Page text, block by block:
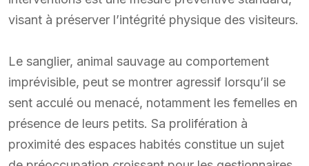
visant à préserver l’intégrité physique des visiteurs.
Le sanglier, animal sauvage au comportement
imprévisible, peut se montrer agressif lorsqu’il se
sent acculé ou menacé, notamment les femelles en
présence de leurs petits. Sa prolifération à
proximité des espaces habités constitue un sujet